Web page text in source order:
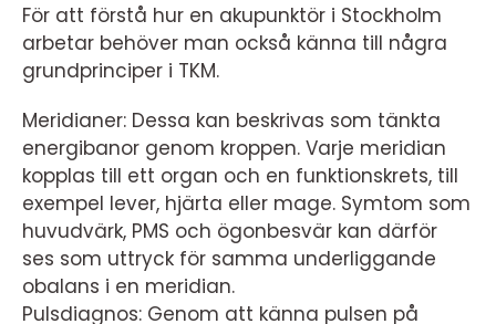
För att förstå hur en akupunktör i Stockholm
arbetar behöver man också känna till några
grundprinciper i TKM.
Meridianer: Dessa kan beskrivas som tänkta
energibanor genom kroppen. Varje meridian
kopplas till ett organ och en funktionskrets, till
exempel lever, hjärta eller mage. Symtom som
huvudvärk, PMS och ögonbesvär kan därför
ses som uttryck för samma underliggande
obalans i en meridian.
Pulsdiagnos: Genom att känna pulsen på